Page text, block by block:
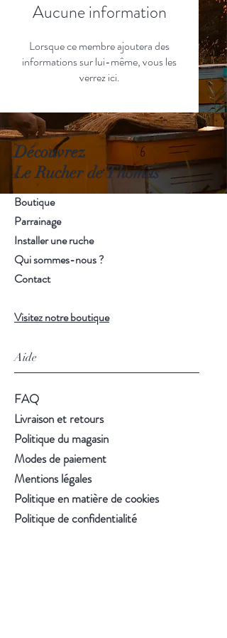
Aucune information
Lorsque ce membre ajoutera des
informations sur lui-même, vous les
verrez ici.
Découvrez
Le Rucher de Thomas
Boutique
Parrainage
Installer une ruche
Qui sommes-nous ?
Contact
Visitez notre boutique
Aide
FAQ
Livraison et retours
Politique du magasin
Modes de paiement
Mentions légales
Politique en matière de cookies
Politique de confidentialité